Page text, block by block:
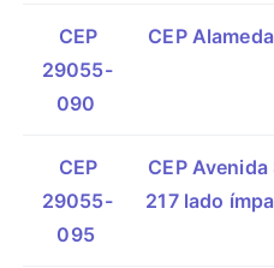
CEP
29055-
090
CEP
CEP
29055-
095
CEP
217 lado